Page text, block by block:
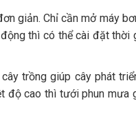
giản. Chỉ cần mở máy
thì có thể cài đặt thời
trồng giúp cây phát
độ cao thì tưới phun mưa